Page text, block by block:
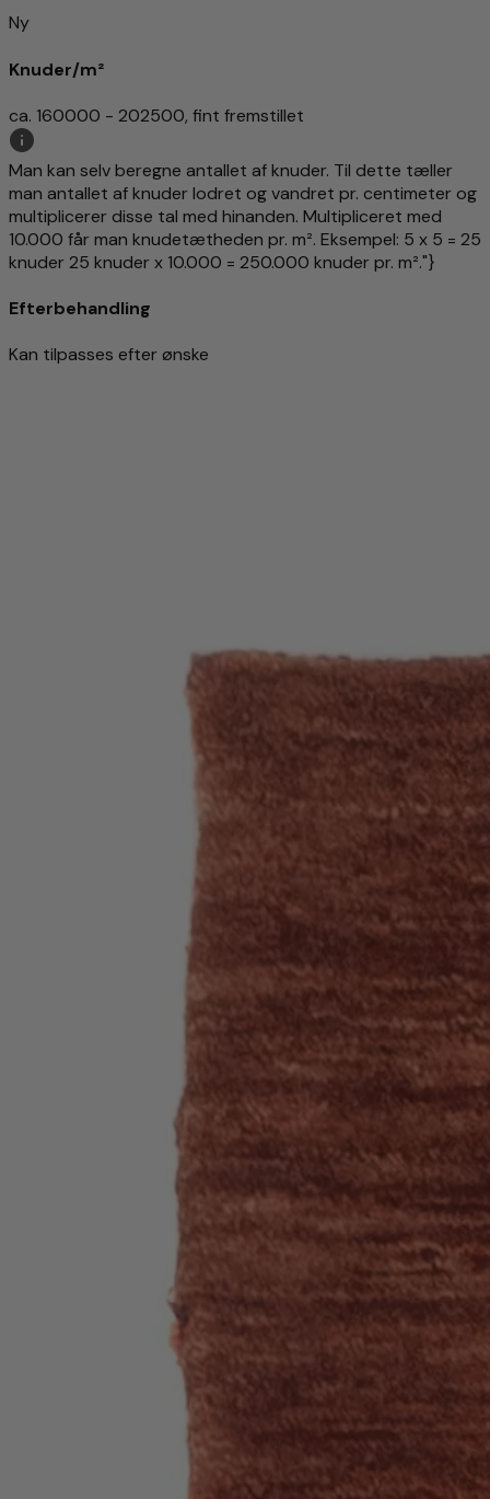
Ny
Knuder/m²
ca. 160000 - 202500, fint fremstillet
Man kan selv beregne antallet af knuder. Til dette tæller
man antallet af knuder lodret og vandret pr. centimeter og
multiplicerer disse tal med hinanden. Multipliceret med
10.000 får man knudetætheden pr. m². Eksempel: 5 x 5 = 25
knuder 25 knuder x 10.000 = 250.000 knuder pr. m²."}
Efterbehandling
Kan tilpasses efter ønske